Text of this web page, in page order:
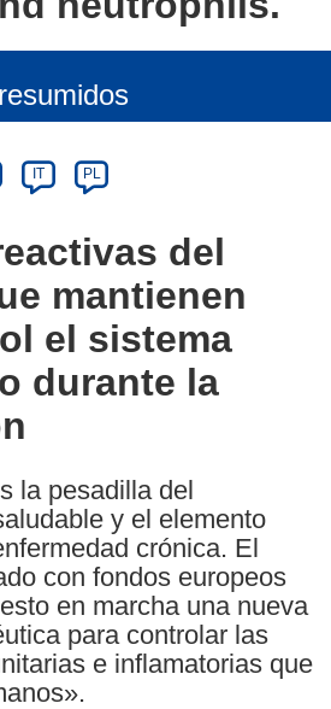
IT PL
del
mantienen
el sistema
durante la
la pesadilla del
y el elemento
crónica. El
con fondos europeos
en marcha una nueva
para controlar las
e inflamatorias que